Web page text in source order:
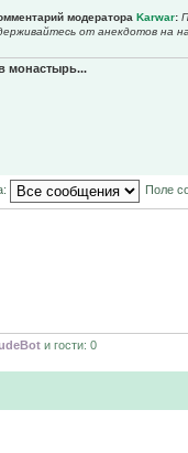
модератора Karwar:
от анекдотов на
монастырь...
Поле
и гости: 0